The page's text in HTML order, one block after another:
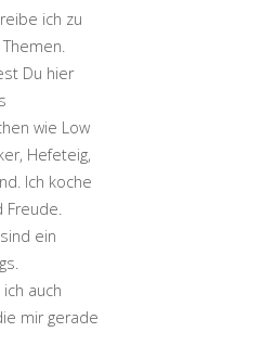
ich zu
Du hier
wie Low
Hefeteig,
Ich koche
Freude.
ein
auch
mir gerade